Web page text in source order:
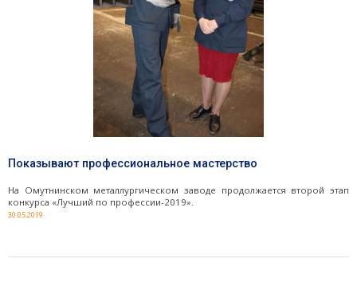
Показывают профессиональное мастерство
На Омутнинском металлургическом заводе продолжается второй этап
конкурса «Лучший по профессии-2019».
30.05.2019